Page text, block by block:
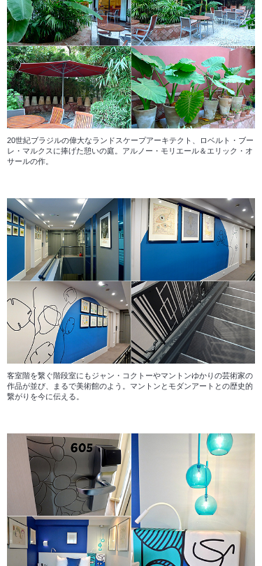
20世紀ブラジルの偉大なランドスケープアーキテクト、ロベルト・ブー
レ・マルクスに捧げた憩いの庭。アルノー・モリエール＆エリック・オ
サールの作。
客室階を繋ぐ階段室にもジャン・コクトーやマントンゆかりの芸術家の
作品が並び、まるで美術館のよう。マントンとモダンアートとの歴史的
繋がりを今に伝える。